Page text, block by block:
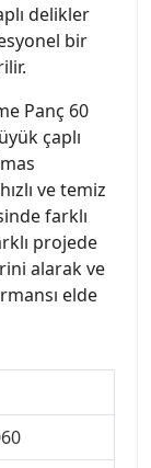
delikler
bir
Panç 60
çaplı
ve temiz
farklı
projede
alarak ve
elde